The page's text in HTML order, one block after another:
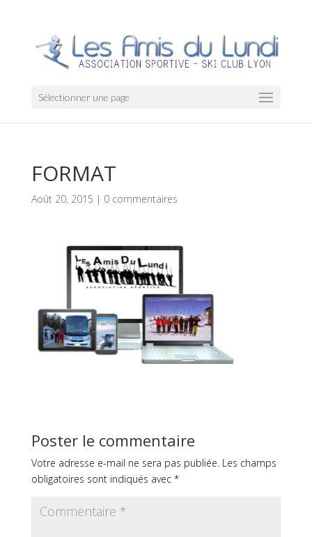
Sélectionner une page
FORMAT
Août 20, 2015 | 0 commentaires
Poster le commentaire
Votre adresse e-mail ne sera pas publiée. Les champs
obligatoires sont indiqués avec *